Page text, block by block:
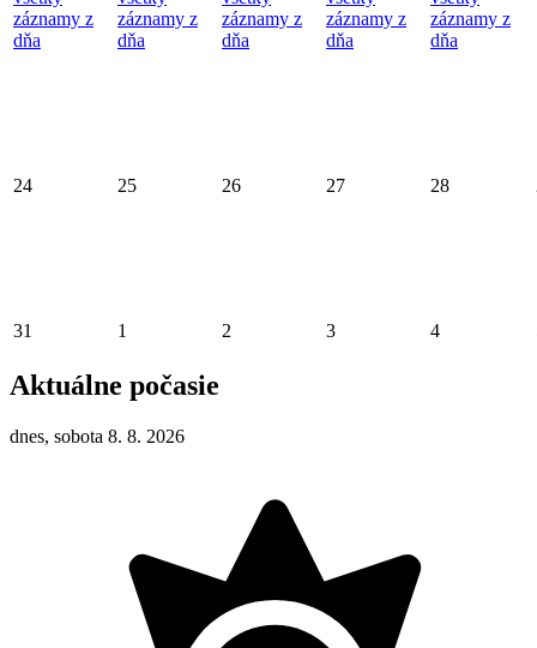
záznamy z
dňa
záznamy z
dňa
záznamy z
dňa
záznamy z
dňa
záznamy z
dňa
24 25 26 27 28
31 1 2 3 4
Aktuálne počasie
dnes, sobota 8. 8. 2026